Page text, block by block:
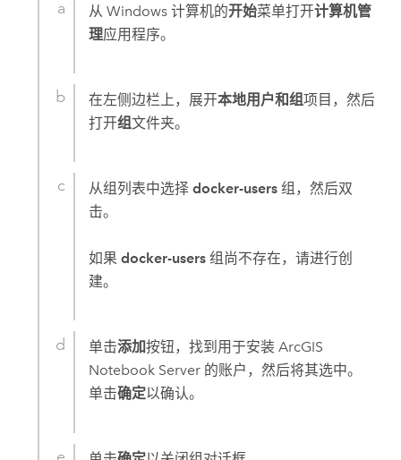
从Windows 计算机的开始菜单打开计算机管
理应用程序。
在左侧边栏上，展开本地用户和组项目，然后
打开组文件夹。
从组列表中选择docker-users 组，然后双
击。
如果docker-users 组尚不存在，请进行创
建。
单击添加按钮，找到用于安装ArcGIS
Notebook Server 的账户，然后将其选中。
单击确定以确认。